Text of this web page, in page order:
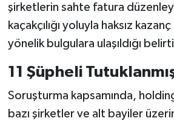
şirketlerin sahte fatura
kaçakçılığı yoluyla haksız
yönelik bulgulara ulaşıldığı
11 Şüpheli
Soruşturma kapsamında,
bazı şirketler ve alt bayiler
Yaşam